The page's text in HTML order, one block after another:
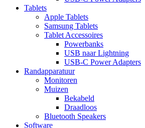
Tablets
Apple Tablets
Samsung Tablets
Tablet Accessoires
Powerbanks
USB naar Lightning
USB-C Power Adapters
Randapparatuur
Monitoren
Muizen
Bekabeld
Draadloos
Bluetooth Speakers
Software